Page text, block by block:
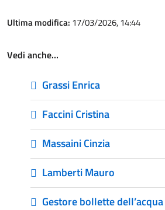
Ultima modifica: 17/03/2026, 14:44
Vedi anche…
Grassi Enrica
Faccini Cristina
Massaini Cinzia
Lamberti Mauro
Gestore bollette